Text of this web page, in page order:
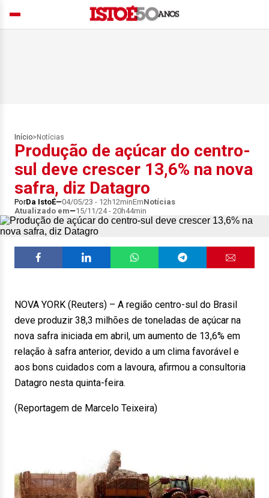
Início> Notícias
Produção de açúcar do centro-
sul deve crescer 13,6% na nova
safra, diz Datagro
PorDa IstoÉ 04/05/23 - 12h12minEmNotícias
Atualizado em
15/11/24 - 20h44min
NOVA YORK (Reuters) – A região centro-sul do Brasil
deve produzir 38,3 milhões de toneladas de açúcar na
nova safra iniciada em abril, um aumento de 13,6% em
relação à safra anterior, devido a um clima favorável e
aos bons cuidados com a lavoura, afirmou a consultoria
Datagro nesta quinta-feira.
(Reportagem de Marcelo Teixeira)